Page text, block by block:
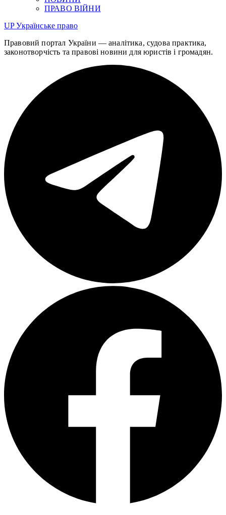
ПРАВО ВІЙНИ
UPУкраїнське право
Правовий портал України — аналітика, судова практика,
законотворчість та правові новини для юристів і громадян.